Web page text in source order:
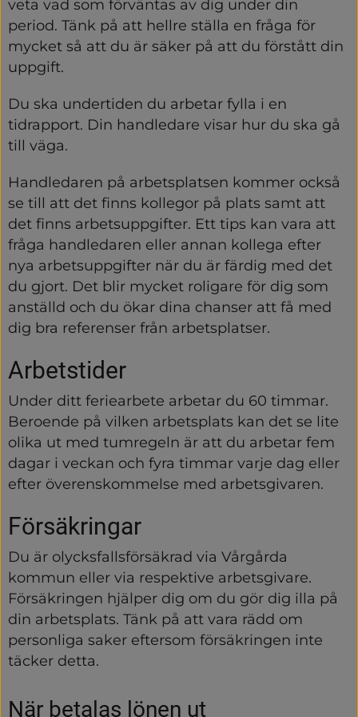
veta vad som förväntas av dig under din
period. Tänk på att hellre ställa en fråga för
mycket så att du är säker på att du förstått din
uppgift.
Du ska undertiden du arbetar fylla i en
tidrapport. Din handledare visar hur du ska gå
till väga.
Handledaren på arbetsplatsen kommer också
se till att det finns kollegor på plats samt att
det finns arbetsuppgifter. Ett tips kan vara att
fråga handledaren eller annan kollega efter
nya arbetsuppgifter när du är färdig med det
du gjort. Det blir mycket roligare för dig som
anställd och du ökar dina chanser att få med
dig bra referenser från arbetsplatser.
Arbetstider
Under ditt feriearbete arbetar du 60 timmar.
Beroende på vilken arbetsplats kan det se lite
olika ut med tumregeln är att du arbetar fem
dagar i veckan och fyra timmar varje dag eller
efter överenskommelse med arbetsgivaren.
Försäkringar
Du är olycksfallsförsäkrad via Vårgårda
kommun eller via respektive arbetsgivare.
Försäkringen hjälper dig om du gör dig illa på
din arbetsplats. Tänk på att vara rädd om
personliga saker eftersom försäkringen inte
täcker detta.
När betalas lönen ut